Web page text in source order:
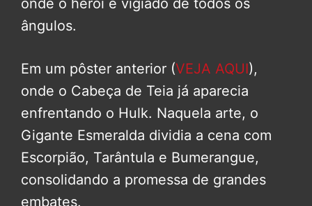
onde o herói é vigiado de todos os
ângulos.
Em um pôster anterior (VEJA AQUI),
onde o Cabeça de Teia já aparecia
enfrentando o Hulk. Naquela arte, o
Gigante Esmeralda dividia a cena com
Escorpião, Tarântula e Bumerangue,
consolidando a promessa de grandes
embates.